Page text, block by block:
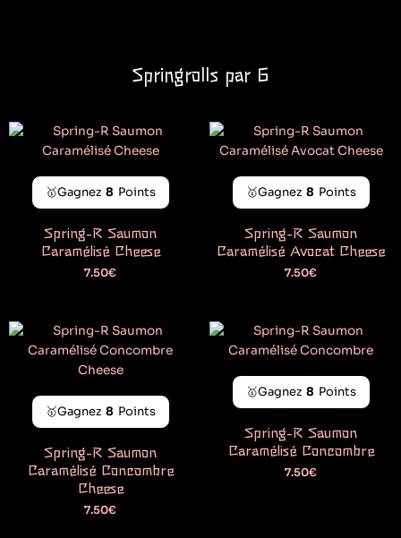
Springrolls par 6
🥇Gagnez 8 Points
Spring-R Saumon
Caramélisé Cheese
7.50€
🥇Gagnez 8 Points
Spring-R Saumon
Caramélisé Avocat Cheese
7.50€
🥇Gagnez 8 Points
Spring-R Saumon
Caramélisé Concombre
Cheese
7.50€
🥇Gagnez 8 Points
Spring-R Saumon
Caramélisé Concombre
7.50€